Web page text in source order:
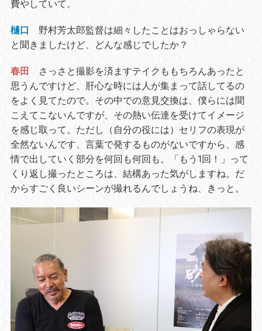
費やしていて。
樋口 野村芳太郎監督は細々したことはおっしゃらない
と聞きましたけど、どんな感じでしたか？
春田
さっさと撮影を済ますテイクももちろんあったと
思うんですけど、肝心な時には人が集まって話してるの
をよく見てたので。その中での意見交換は、僕らには聞
こえてこないんですが、その熱い伝達を受けてイメージ
を感じ取って。ただし（自分の役には）セリフの表現が
全然ないんです、言葉で発するものがないですから、感
情で出していく部分を何回も何回も。「もう1回！」って
くり返し撮ったところは、結構あった気がしますね。だ
からすごく良いシーンが撮れるんでしょうね、きっと。